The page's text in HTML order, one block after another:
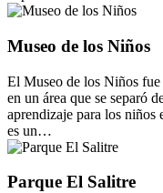
Museo de los Niños
El Museo de los Niños fue
en un área que se separó
aprendizaje para los niños
es un…
Parque El Salitre